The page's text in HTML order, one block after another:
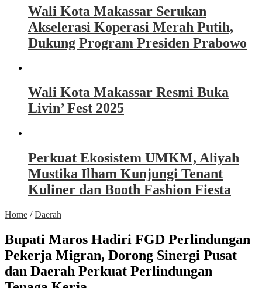
Wali Kota Makassar Serukan
Akselerasi Koperasi Merah Putih,
Dukung Program Presiden Prabowo
Wali Kota Makassar Resmi Buka
Livin’ Fest 2025
Perkuat Ekosistem UMKM, Aliyah
Mustika Ilham Kunjungi Tenant
Kuliner dan Booth Fashion Fiesta
Home /Daerah
Bupati Maros Hadiri FGD Perlindungan
Pekerja Migran, Dorong Sinergi Pusat
dan Daerah Perkuat Perlindungan